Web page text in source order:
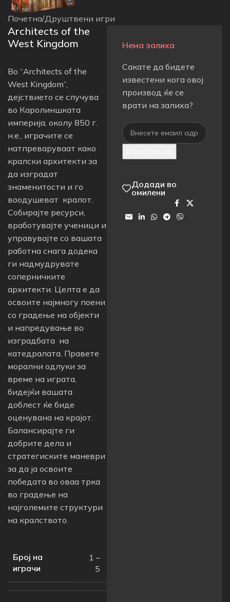
Почетна/Друштвени игри
Architects of the
West Kingdom
Во “Architects of the
West Kingdom”,
дејствието се случува
во Каролиншката
империја, околу 850 г.
н.е., играчите се
натпреваруваат како
кралски архитекти за
да изградат
знаменитости и го
воодушеват кралот.
Собирајте ресурси,
вработувајте ученици и
управувајте со вашата
работна снага додека
ги надмудрувате
соперничките
архитекти. Целта е да
освоите најмногу поени
со градење на објекти
и напредување во
изградбата на
катедралата. Правете
морални одлуки за
време на играта,
бидејќи вашата
доблест ќе биде
оценувана на крајот.
Балансирајте ги
добрите дела и
стратегиските маневри
за да ја освоите
победата во оваа трка
во градење на
најголемите структури
на кралството.
Број на
играчи
1 –
5
Нема залиха
Сакате да бидете
известени кога овој
производ ќе се
врати на залиха?
Додади во
омилени